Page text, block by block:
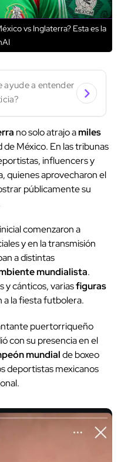
vs Inglaterra? Esta es la
ayude a entender
no solo atrajo amiles
de México. En las tribunas
influencers y
quienes aprovecharon el
públicamente su
comenzaron a
y en la transmisión
a distintas
mundialista.
y cánticos, variasfiguras
a la fiesta futbolera.
puertorriqueño
con su presencia en el
mundialde boxeo
deportistas mexicanos